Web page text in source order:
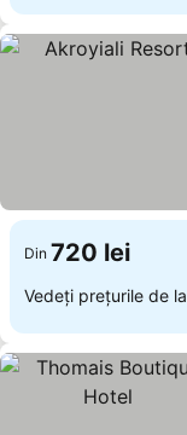
Din 720 lei
Vedeți prețurile de la